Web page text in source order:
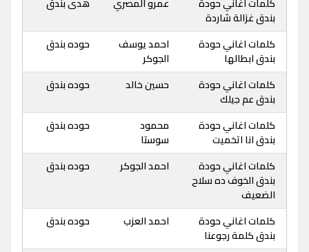
كلمات اغاني حودة
بندق غزالة شاردة
عمرو المصري هدى بندق
كلمات اغاني حودة
بندق ابطالها
احمد يوسف
الجوكر
حوده بندق
كلمات اغاني حودة
بندق عم جيلك
حسين خالد حوده بندق
كلمات اغاني حودة
بندق انا اتخميت
محمود
سوستا
حوده بندق
كلمات اغاني حودة
بندق الخوف ده سلاح
الضعيف
احمد الجوكر حوده بندق
كلمات اغاني حودة
بندق كلمة رجوعنا
احمد العزب حوده بندق